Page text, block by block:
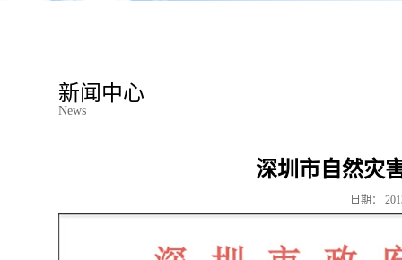
新闻中心
News
深圳市自然灾
日期：